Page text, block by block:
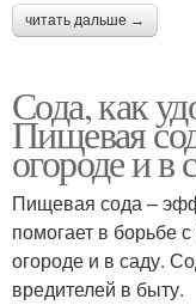
читать дальше →
Сода, как
Пищевая
огороде и в
Пищевая сода –
помогает в борьбе
огороде и в саду.
вредителей в быту.